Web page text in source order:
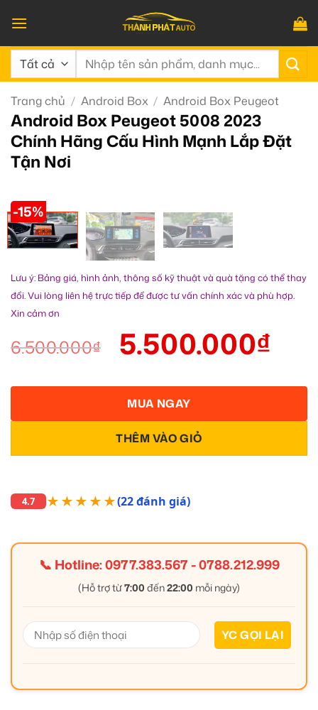
qua
nội
dung
Tìm
Trang chủ / Android Box / Android Box Peugeot
Android Box Peugeot 5008 2023
Chính Hãng Cấu Hình Mạnh Lắp Đặt
Tận Nơi
-15%
Lưu ý: Bảng giá, hình ảnh, thông số kỹ thuật và quà tặng có thể thay
đổi. Vui lòng liên hệ trực tiếp để được tư vấn chính xác và phù hợp.
Xin cảm ơn
6.500.000₫ 5.500.000₫
THÊM VÀO GIỎ
MUA NGAY
4.7 ★★★★★(22 đánh giá)
📞 Hotline:0977.383.567-0788.212.999
(Hỗ trợ từ7:00 đến22:00 mỗi ngày)